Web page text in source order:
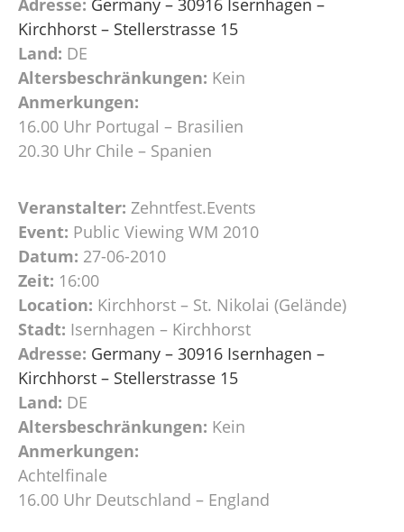
Kirchhorst – Stellerstrasse 15
Land: DE
Altersbeschränkungen: Kein
Anmerkungen:
16.00 Uhr Portugal – Brasilien
20.30 Uhr Chile – Spanien
Veranstalter: Zehntfest.Events
Event: Public Viewing WM 2010
Datum: 27-06-2010
Zeit: 16:00
Location: Kirchhorst – St. Nikolai (Gelände)
Stadt: Isernhagen – Kirchhorst
Adresse: Germany – 30916 Isernhagen –
Kirchhorst – Stellerstrasse 15
Land: DE
Altersbeschränkungen: Kein
Anmerkungen:
Achtelfinale
16.00 Uhr Deutschland – England